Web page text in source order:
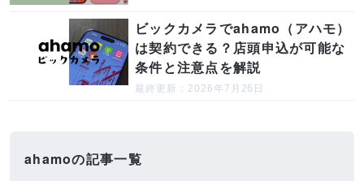
ビックカメラでahamo（アハモ）
は契約できる？店頭申込が可能な
条件と注意点を解説
最終更新：2026年7月26日
ahamoの記事一覧